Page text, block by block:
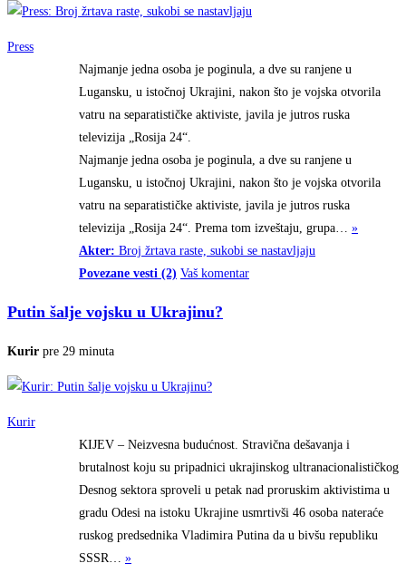
Press
Najmanje jedna osoba je poginula, a dve su ranjene u
Lugansku, u istočnoj Ukrajini, nakon što je vojska otvorila
vatru na separatističke aktiviste, javila je jutros ruska
televizija „Rosija 24“.
Najmanje jedna osoba je poginula, a dve su ranjene u
Lugansku, u istočnoj Ukrajini, nakon što je vojska otvorila
vatru na separatističke aktiviste, javila je jutros ruska
televizija „Rosija 24“. Prema tom izveštaju, grupa… »
Akter: Broj žrtava raste, sukobi se nastavljaju
Povezane vesti (2) Vaš komentar
Putin šalje vojsku u Ukrajinu?
Kurir pre 29 minuta
Kurir
KIJEV – Neizvesna budućnost. Stravična dešavanja i
brutalnost koju su pripadnici ukrajinskog ultranacionalističkog
Desnog sektora sproveli u petak nad proruskim aktivistima u
gradu Odesi na istoku Ukrajine usmrtivši 46 osoba nateraće
ruskog predsednika Vladimira Putina da u bivšu republiku
SSSR… »